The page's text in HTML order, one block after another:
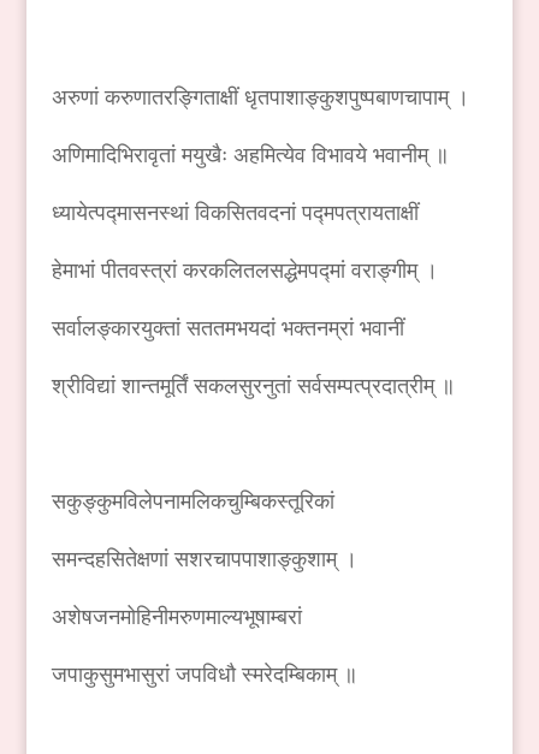
अरुणां करुणातरङ्गिताक्षीं धृतपाशाङ्कुशपुष्पबाणचापाम् ।
अणिमादिभिरावृतां मयुखैः अहमित्येव विभावये भवानीम् ॥
ध्यायेत्पद्मासनस्थां विकसितवदनां पद्मपत्रायताक्षीं
हेमाभां पीतवस्त्रां करकलितलसद्धेमपद्मां वराङ्गीम् ।
सर्वालङ्कारयुक्तां सततमभयदां भक्तनम्रां भवानीं
श्रीविद्यां शान्तमूर्तिं सकलसुरनुतां सर्वसम्पत्प्रदात्रीम् ॥
सकुङ्कुमविलेपनामलिकचुम्बिकस्तूरिकां
समन्दहसितेक्षणां सशरचापपाशाङ्कुशाम् ।
अशेषजनमोहिनीमरुणमाल्यभूषाम्बरां
जपाकुसुमभासुरां जपविधौ स्मरेदम्बिकाम् ॥